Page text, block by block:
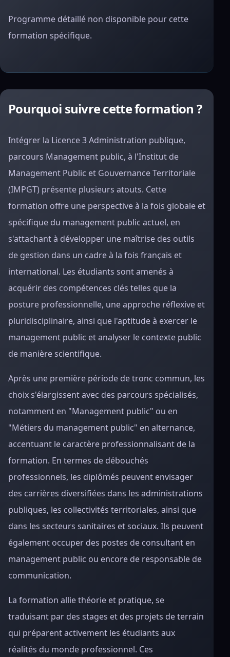
Programme détaillé non disponible pour cette
formation spécifique.
Pourquoi suivre cette formation ?
Intégrer la Licence 3 Administration publique,
parcours Management public, à l'Institut de
Management Public et Gouvernance Territoriale
(IMPGT) présente plusieurs atouts. Cette
formation offre une perspective à la fois globale et
spécifique du management public actuel, en
s'attachant à développer une maîtrise des outils
de gestion dans un cadre à la fois français et
international. Les étudiants sont amenés à
acquérir des compétences clés telles que la
posture professionnelle, une approche réflexive et
pluridisciplinaire, ainsi que l'aptitude à exercer le
management public et analyser le contexte public
de manière scientifique.
Après une première période de tronc commun, les
choix s'élargissent avec des parcours spécialisés,
notamment en "Management public" ou en
"Métiers du management public" en alternance,
accentuant le caractère professionnalisant de la
formation. En termes de débouchés
professionnels, les diplômés peuvent envisager
des carrières diversifiées dans les administrations
publiques, les collectivités territoriales, ainsi que
dans les secteurs sanitaires et sociaux. Ils peuvent
également occuper des postes de consultant en
management public ou encore de responsable de
communication.
La formation allie théorie et pratique, se
traduisant par des stages et des projets de terrain
qui préparent activement les étudiants aux
réalités du monde professionnel. Ces